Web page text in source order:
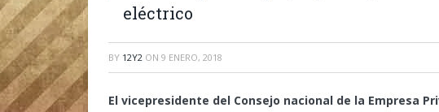
eléctrico
BY 12Y2 ON 9 ENERO, 2018
El vicepresidente del Consejo nacional de la Empresa